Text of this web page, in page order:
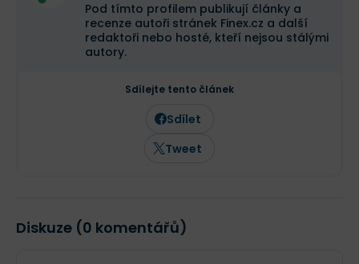
Pod tímto profilem publikují články a
recenze autoři stránek Finex.cz a další
redaktoři nebo hosté, kteří nejsou stálými
autory.
Sdílejte tento článek
Sdílet
Tweet
Diskuze (0 komentářů)